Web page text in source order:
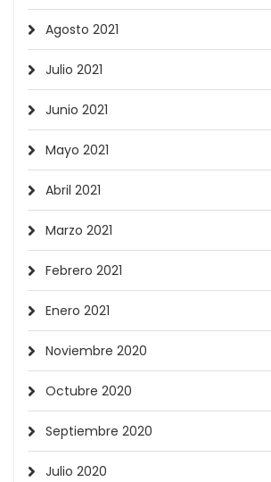
Agosto 2021
Julio 2021
Junio 2021
Mayo 2021
Abril 2021
Marzo 2021
Febrero 2021
Enero 2021
Noviembre 2020
Octubre 2020
Septiembre 2020
Julio 2020